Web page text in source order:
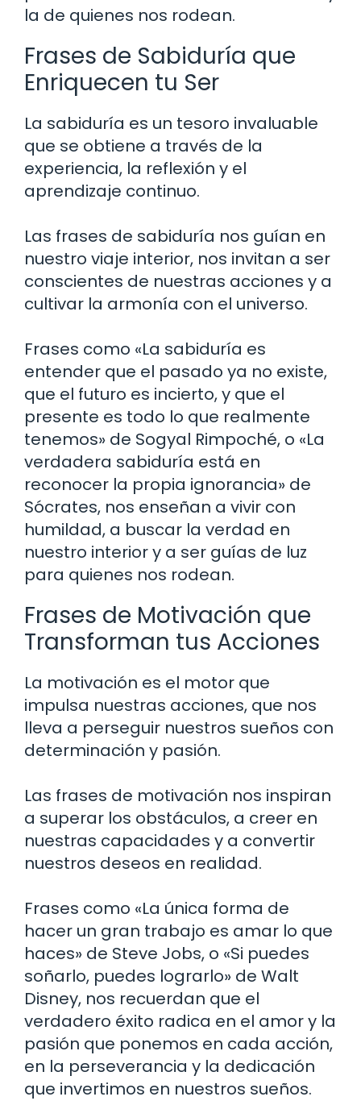
la de quienes nos rodean.
Frases de Sabiduría que
Enriquecen tu Ser
La sabiduría es un tesoro invaluable
que se obtiene a través de la
experiencia, la reflexión y el
aprendizaje continuo.
Las frases de sabiduría nos guían en
nuestro viaje interior, nos invitan a ser
conscientes de nuestras acciones y a
cultivar la armonía con el universo.
Frases como «La sabiduría es
entender que el pasado ya no existe,
que el futuro es incierto, y que el
presente es todo lo que realmente
tenemos» de Sogyal Rimpoché, o «La
verdadera sabiduría está en
reconocer la propia ignorancia» de
Sócrates, nos enseñan a vivir con
humildad, a buscar la verdad en
nuestro interior y a ser guías de luz
para quienes nos rodean.
Frases de Motivación que
Transforman tus Acciones
La motivación es el motor que
impulsa nuestras acciones, que nos
lleva a perseguir nuestros sueños con
determinación y pasión.
Las frases de motivación nos inspiran
a superar los obstáculos, a creer en
nuestras capacidades y a convertir
nuestros deseos en realidad.
Frases como «La única forma de
hacer un gran trabajo es amar lo que
haces» de Steve Jobs, o «Si puedes
soñarlo, puedes lograrlo» de Walt
Disney, nos recuerdan que el
verdadero éxito radica en el amor y la
pasión que ponemos en cada acción,
en la perseverancia y la dedicación
que invertimos en nuestros sueños.